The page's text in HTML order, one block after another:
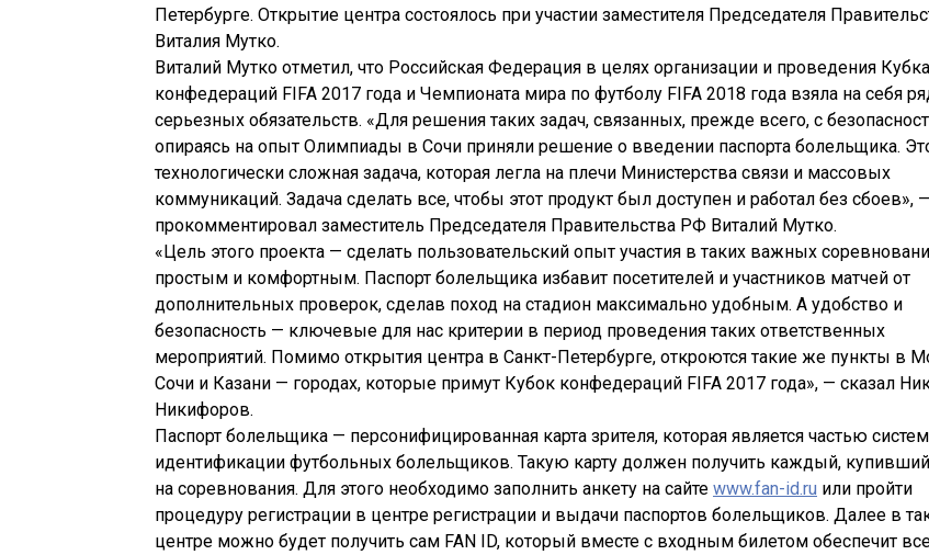
Петербурге. Открытие центра состоялось при участии заместителя Председателя
Виталия Мутко.
Виталий Мутко отметил, что Российская Федерация в целях организации и проведения Кубка
конфедераций FIFA 2017 года и Чемпионата мира по футболу FIFA 2018 года взяла на себя
серьезных обязательств. «Для решения таких задач, связанных, прежде всего, с
опираясь на опыт Олимпиады в Сочи приняли решение о введении паспорта болельщика.
технологически сложная задача, которая легла на плечи Министерства связи и массовых
коммуникаций. Задача сделать все, чтобы этот продукт был доступен и работал без сбоев», —
прокомментировал заместитель Председателя Правительства РФ Виталий Мутко.
«Цель этого проекта — сделать пользовательский опыт участия в таких важных
простым и комфортным. Паспорт болельщика избавит посетителей и участников матчей от
дополнительных проверок, сделав поход на стадион максимально удобным. А удобство и
безопасность — ключевые для нас критерии в период проведения таких ответственных
мероприятий. Помимо открытия центра в Санкт-Петербурге, откроются такие же пункты в
Сочи и Казани — городах, которые примут Кубок конфедераций FIFA 2017 года», — сказал
Никифоров.
Паспорт болельщика — персонифицированная карта зрителя, которая является частью
идентификации футбольных болельщиков. Такую карту должен получить каждый,
на соревнования. Для этого необходимо заполнить анкету на сайте www.fan-id.ru или пройти
процедуру регистрации в центре регистрации и выдачи паспортов болельщиков. Далее в
центре можно будет получить сам FAN ID, который вместе с входным билетом обеспечит